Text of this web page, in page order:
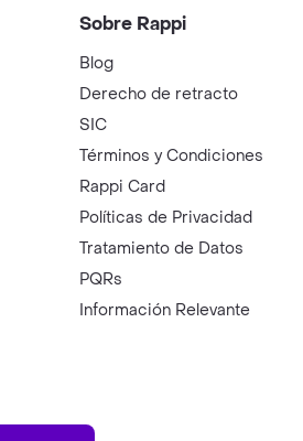
Sobre Rappi
Blog
Derecho de retracto
SIC
Términos y Condiciones
Rappi Card
Políticas de Privacidad
Tratamiento de Datos
PQRs
Información Relevante
AppGallery